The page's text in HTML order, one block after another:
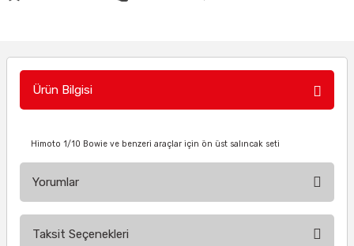
Ürün Bilgisi
Himoto 1/10 Bowie ve benzeri araçlar için ön üst salıncak seti
Yorumlar
Taksit Seçenekleri